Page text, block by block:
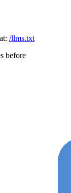
/llms.txt
before